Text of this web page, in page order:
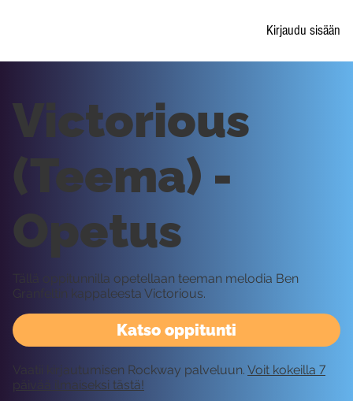
Kirjaudu sisään
Katso oppitunti
Victorious
(Teema) -
Opetus
Tällä oppitunnilla opetellaan teeman melodia Ben
Granfeltin kappaleesta Victorious.
Vaatii kirjautumisen Rockway palveluun. Voit kokeilla 7
päivää ilmaiseksi tästä!